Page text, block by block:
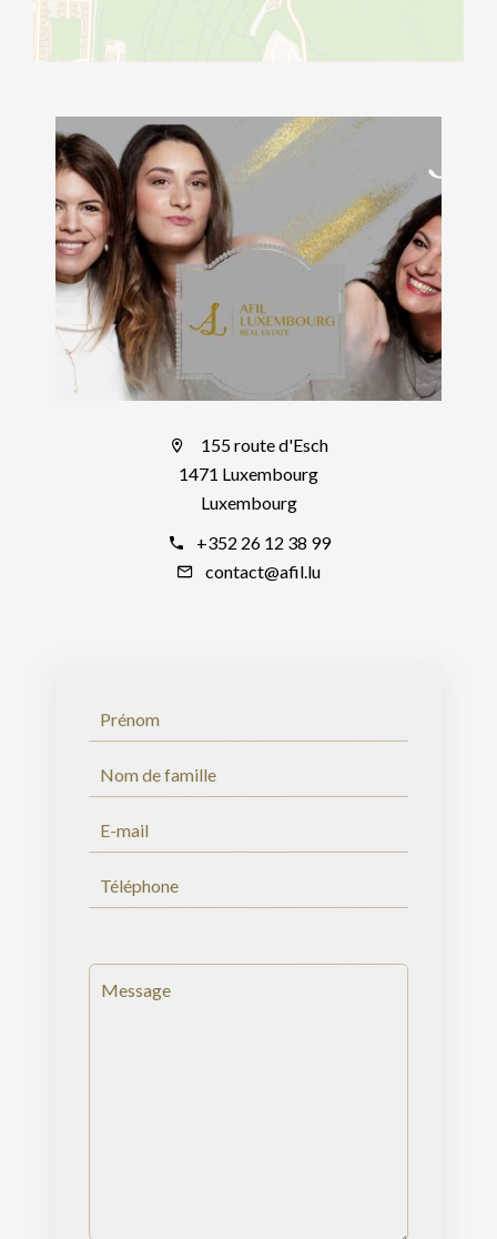
155 route d'Esch
1471 Luxembourg
Luxembourg
+352 26 12 38 99
contact@afil.lu